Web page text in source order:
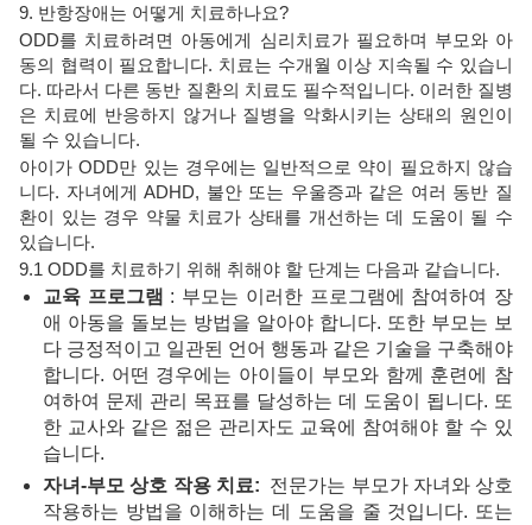
9. 반항장애는 어떻게 치료하나요?
ODD를 치료하려면 아동에게 심리치료가 필요하며 부모와 아
동의 협력이 필요합니다. 치료는 수개월 이상 지속될 수 있습니
다. 따라서 다른 동반 질환의 치료도 필수적입니다. 이러한 질병
은 치료에 반응하지 않거나 질병을 악화시키는 상태의 원인이
될 수 있습니다.
아이가 ODD만 있는 경우에는 일반적으로 약이 필요하지 않습
니다. 자녀에게 ADHD, 불안 또는 우울증과 같은 여러 동반 질
환이 있는 경우 약물 치료가 상태를 개선하는 데 도움이 될 수
있습니다.
9.1 ODD를 치료하기 위해 취해야 할 단계는 다음과 같습니다.
교육 프로그램 : 부모는 이러한 프로그램에 참여하여 장
애 아동을 돌보는 방법을 알아야 합니다. 또한 부모는 보
다 긍정적이고 일관된 언어 행동과 같은 기술을 구축해야
합니다. 어떤 경우에는 아이들이 부모와 함께 훈련에 참
여하여 문제 관리 목표를 달성하는 데 도움이 됩니다. 또
한 교사와 같은 젊은 관리자도 교육에 참여해야 할 수 있
습니다.
자녀-부모 상호 작용 치료: 전문가는 부모가 자녀와 상호
작용하는 방법을 이해하는 데 도움을 줄 것입니다. 또는